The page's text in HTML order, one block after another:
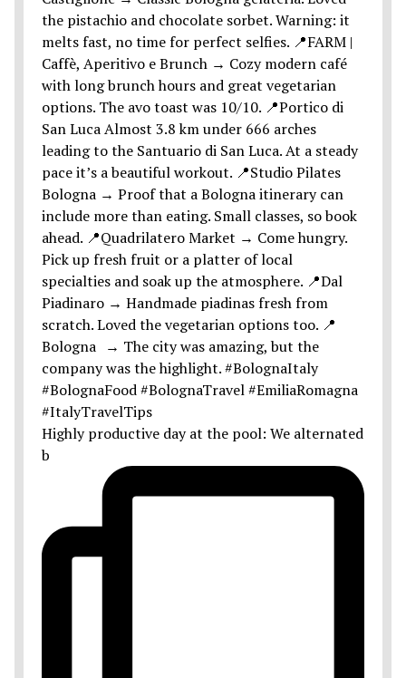
Highly productive day at the pool: We alternated
b